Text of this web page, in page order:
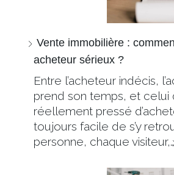
Vente immobilière :
acheteur sérieux ?
Entre l’acheteur indécis,
prend son temps, et celui
réellement pressé
toujours facile de s’y
personne, chaque